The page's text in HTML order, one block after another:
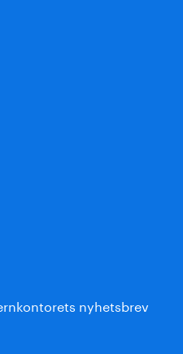
nyhetsbrev